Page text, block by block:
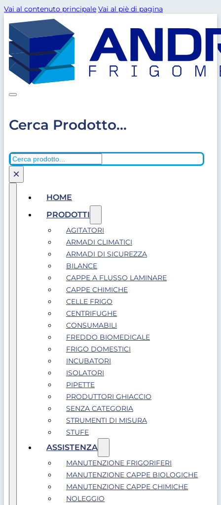
Vai al contenuto principale Vai al piè di pagina
Cerca Prodotto...
Cerca
×
HOME
PRODOTTI
AGITATORI
ARMADI CLIMATICI
ARMADI DI SICUREZZA
BILANCE
CAPPE A FLUSSO LAMINARE
CAPPE CHIMICHE
CELLE FRIGO
CENTRIFUGHE
CONSUMABILI
FREDDO BIOMEDICALE
FRIGO DOMESTICI
INCUBATORI
ISOLATORI
PIPETTE
PRODUTTORI GHIACCIO
SENZA CATEGORIA
STRUMENTI DI MISURA
STUFE
ASSISTENZA
MANUTENZIONE FRIGORIFERI
MANUTENZIONE CAPPE BIOLOGICHE
MANUTENZIONE CAPPE CHIMICHE
NOLEGGIO